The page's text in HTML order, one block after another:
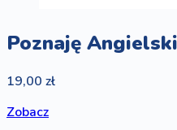
Poznaję
19,00 zł
Zobacz